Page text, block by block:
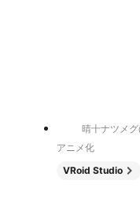
晴十ナツメ
アニメ化
VRoid Studio